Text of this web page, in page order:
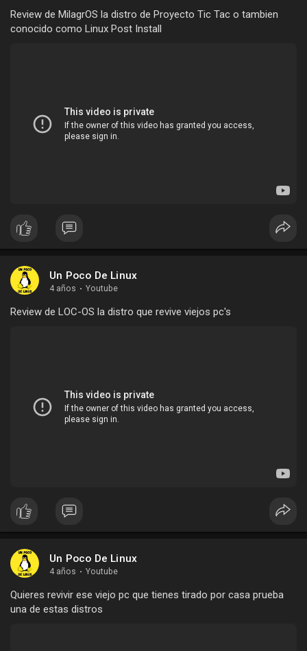
Review de MilagrOS la distro de Proyecto Tic Tac o tambien
conocido como Linux Post Install
Un Poco De Linux
4 años · Youtube
Review de LOC-OS la distro que revive viejos pc's
Un Poco De Linux
4 años · Youtube
Quieres revivir ese viejo pc que tienes tirado por casa prueba
una de estas distros